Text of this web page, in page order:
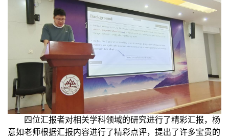
四位汇报者对相关学科领域的研究进行了精彩汇报，杨
意如老师根据汇报内容进行了精彩点评，提出了许多宝贵的